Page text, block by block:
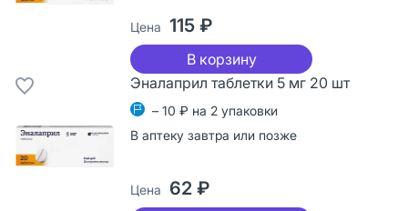
Цена 115 ₽
В корзину
Эналаприл таблетки 5 мг 20 шт
– 10 ₽ на 2 упаковки
В аптеку завтра или позже
Цена 62 ₽